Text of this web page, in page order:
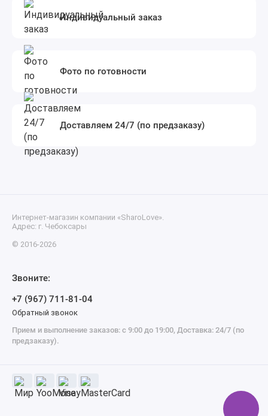
Индивидуальный заказ
Фото по готовности
Доставляем 24/7 (по предзаказу)
Интернет-магазин компании «SharoLove».
Адрес: г. Чебоксары
© 2016-2026
Звоните:
+7 (967) 711-81-04
Обратный звонок
Прием и выполнение заказов: с 9:00 до 19:00, Доставка: 24/7 (по
предзаказу).